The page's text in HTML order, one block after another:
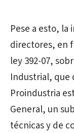
Pese a esto,
directores, en
ley 392-07,
Industrial, que
Proindustria
General, un
técnicas y de